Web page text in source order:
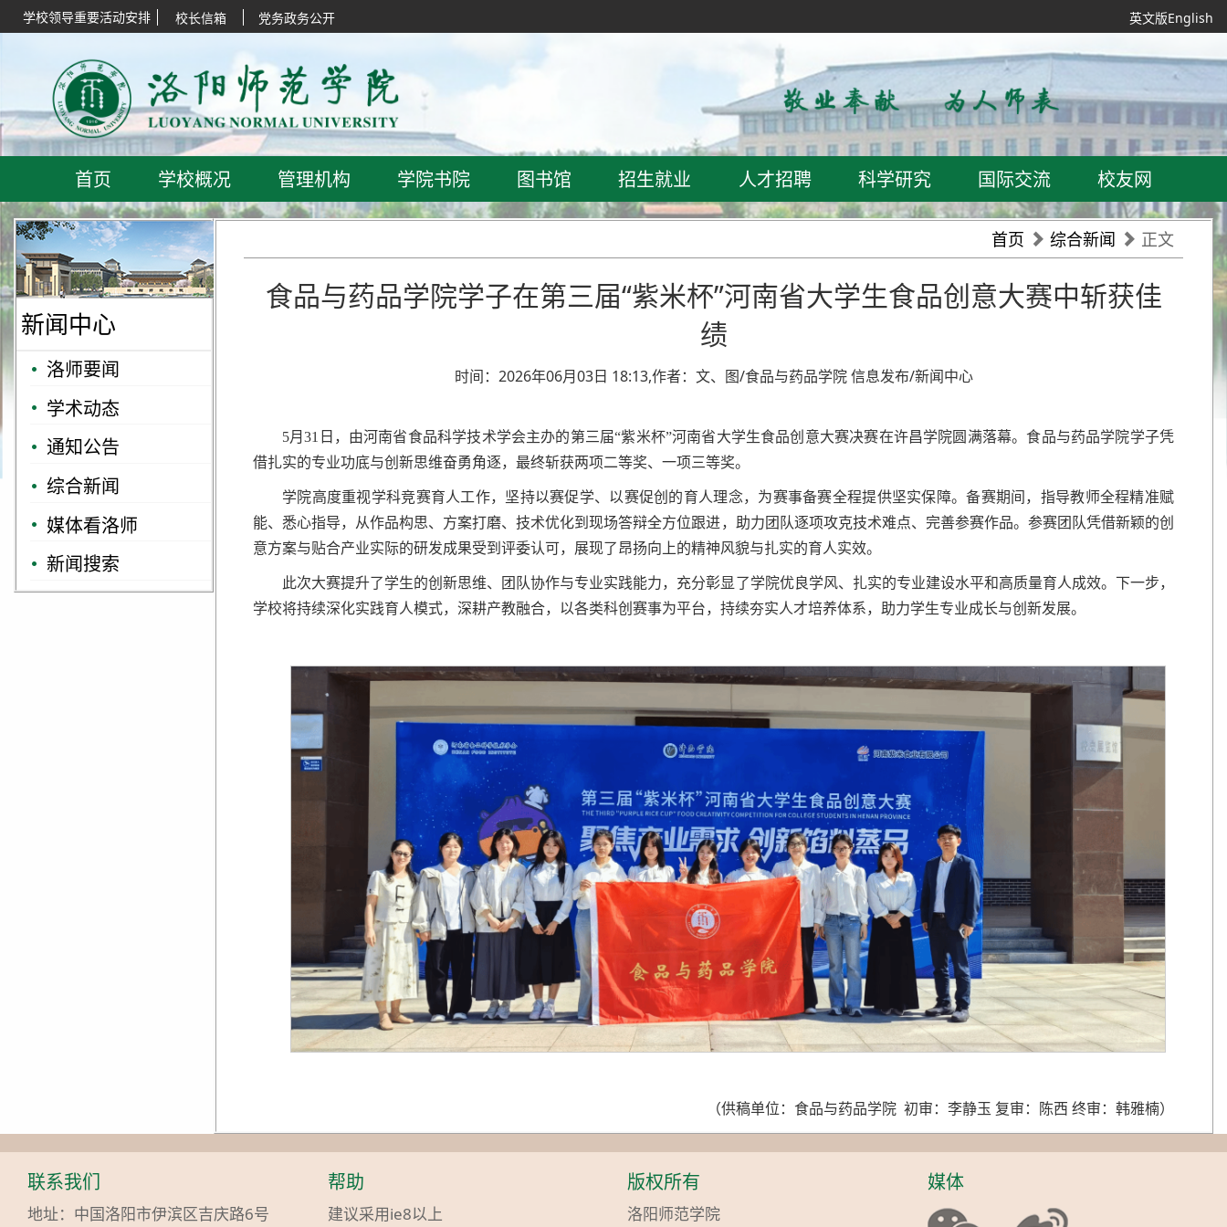
学校领导重要活动安排 校长信箱 党务政务公开 英文版English
首页 学校概况 管理机构 学院书院 图书馆 招生就业 人才招聘 科学研究 国际交流 校友网
新闻中心
洛师要闻
学术动态
通知公告
综合新闻
媒体看洛师
新闻搜索
首页 综合新闻 正文
食品与药品学院学子在第三届“紫米杯”河南省大学生食品创意大赛中斩获佳
绩
时间：2026年06月03日 18:13,作者：文、图/食品与药品学院 信息发布/新闻中心
5月31日，由河南省食品科学技术学会主办的第三届“紫米杯”河南省大学生食品创意大赛决赛在许昌学院圆满落幕。食品与药品学院学子凭
借扎实的专业功底与创新思维奋勇角逐，最终斩获两项二等奖、一项三等奖。
学院高度重视学科竞赛育人工作，坚持以赛促学、以赛促创的育人理念，为赛事备赛全程提供坚实保障。备赛期间，指导教师全程精准赋
能、悉心指导，从作品构思、方案打磨、技术优化到现场答辩全方位跟进，助力团队逐项攻克技术难点、完善参赛作品。参赛团队凭借新颖的创
意方案与贴合产业实际的研发成果受到评委认可，展现了昂扬向上的精神风貌与扎实的育人实效。
此次大赛提升了学生的创新思维、团队协作与专业实践能力，充分彰显了学院优良学风、扎实的专业建设水平和高质量育人成效。下一步，
学校将持续深化实践育人模式，深耕产教融合，以各类科创赛事为平台，持续夯实人才培养体系，助力学生专业成长与创新发展。
（供稿单位：食品与药品学院 初审：李静玉 复审：陈西 终审：韩雅楠）
联系我们
地址：中国洛阳市伊滨区吉庆路6号
帮助
建议采用ie8以上
版权所有
洛阳师范学院
媒体